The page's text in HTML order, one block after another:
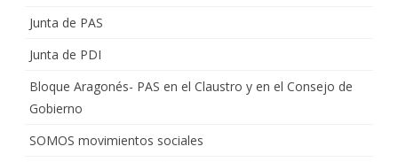
Junta de PAS
Junta de PDI
Bloque Aragonés- PAS en el Claustro y en el Consejo de
Gobierno
SOMOS movimientos sociales